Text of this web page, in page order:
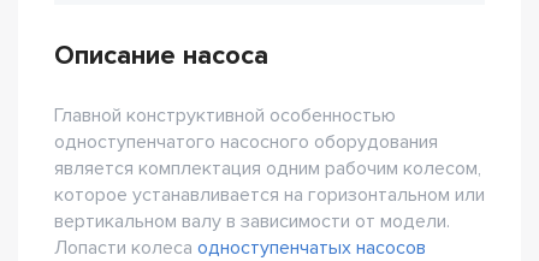
Описание насоса
Главной конструктивной особенностью
одноступенчатого насосного оборудования
является комплектация одним рабочим колесом,
которое устанавливается на горизонтальном или
вертикальном валу в зависимости от модели.
Лопасти колеса одноступенчатых насосов